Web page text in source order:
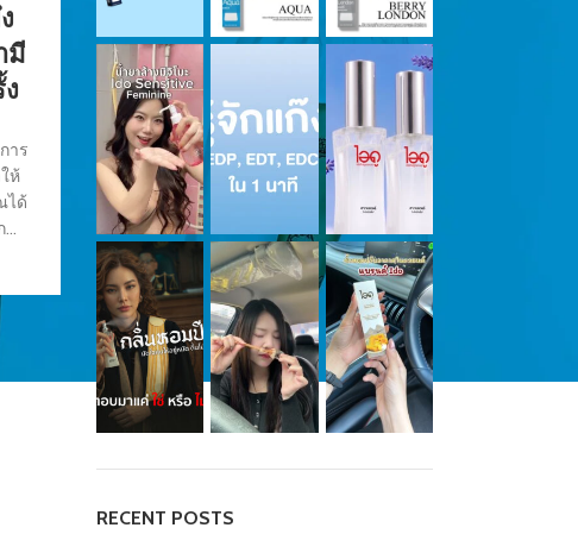
มี
าร
ห้
ได้
RECENT POSTS